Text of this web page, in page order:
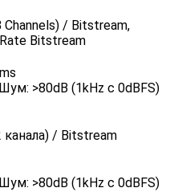
Channels) / Bitstream,
Bitstream
>80dB (1kHz с 0dBFS)
канала) / Bitstream
>80dB (1kHz с 0dBFS)